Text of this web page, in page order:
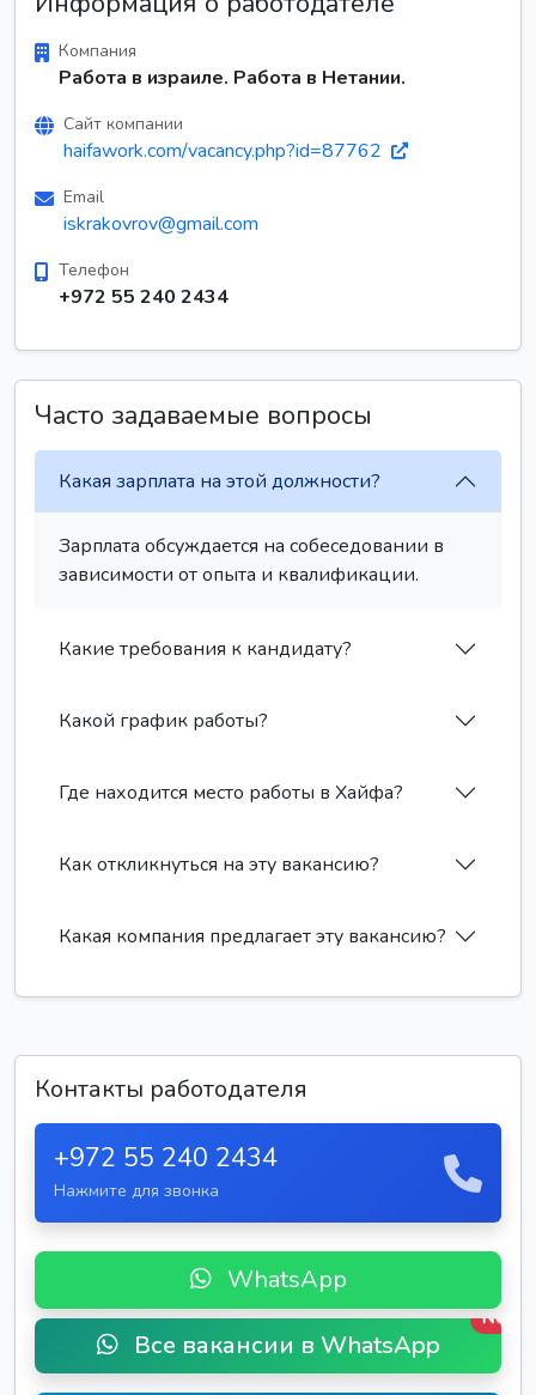
Компания
Работа в израиле. Работа в Нетании.
Сайт компании
haifawork.com/vacancy.php?id=87762
Email
iskrakovrov@gmail.com
Телефон
+972 55 240 2434
Часто задаваемые вопросы
Какая зарплата на этой должности?
Зарплата обсуждается на собеседовании в
зависимости от опыта и квалификации.
Какие требования к кандидату?
Какой график работы?
Где находится место работы в Хайфа?
Как откликнуться на эту вакансию?
Какая компания предлагает эту вакансию?
Контакты работодателя
+972 55 240 2434
Нажмите для звонка
WhatsApp
Все вакансии в WhatsApp
New